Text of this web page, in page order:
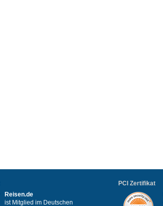
Reisen.de
ist Mitglied im Deutschen
PCI Zertifikat